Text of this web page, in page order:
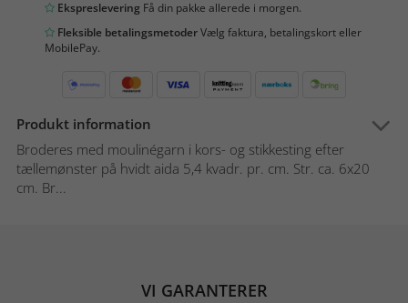
Ekspreslevering Få din pakke allerede i morgen.
Fleksible betalingsmetoderVælg faktura, betalingskort eller
MobilePay.
Produkt information
Broderes med moulinégarn i kors- og stikkesting efter
tællemønster på hvidt aida 5,4 kvadr. pr. cm. Str. ca. 6x20
cm. Br...
VI GARANTERER